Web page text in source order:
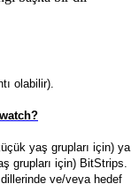
olabilir).
yaş grupları için) ya
grupları için) BitStrips.
ve/veya hedef